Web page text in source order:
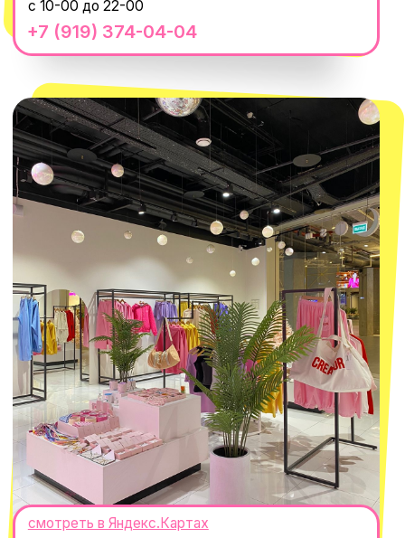
ИП Проворный Алексей Алексеевич
ИНН 667114098580
ОГРНИП 320665800076581
WhatsApp
8 800 550-06-92
© 2021-2025 Macrocosm ®
Оферта
Пользовательское соглашение
Политика обработки персональных
данных